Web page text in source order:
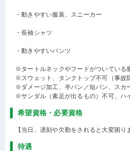
・動きやすい服装、スニーカー
・長袖シャツ
・動きやすいパンツ
※タートルネックやフードがついている
※スウェット、タンクトップ不可（事故
※ダメージ加工、半パン／短パン、スカ
※サンダル（素足が出るもの）不可、ハ
希望資格・必要資格
【当日、遅刻や欠勤をされると大変困
待遇